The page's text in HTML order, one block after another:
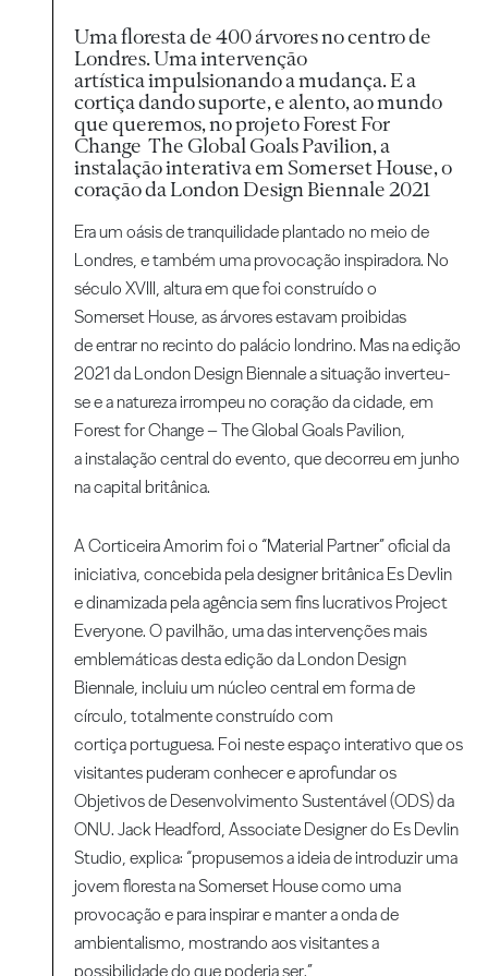
Uma floresta de 400 árvores no centro de
Londres. Uma intervenção
artística impulsionando a mudança. E a
cortiça dando suporte, e alento, ao mundo
que queremos, no projeto Forest For
Change The Global Goals Pavilion, a
instalação interativa em Somerset House, o
coração da London Design Biennale 2021
Era um oásis de tranquilidade plantado no meio de
Londres, e também uma provocação inspiradora. No
século XVIII, altura em que foi construído o
Somerset House, as árvores estavam proibidas
de entrar no recinto do palácio londrino. Mas na edição
2021 da London Design Biennale a situação inverteu-
se e a natureza irrompeu no coração da cidade, em
Forest for Change – The Global Goals Pavilion,
a instalação central do evento, que decorreu em junho
na capital britânica.
A Corticeira Amorim foi o “Material Partner” oficial da
iniciativa, concebida pela designer britânica Es Devlin
e dinamizada pela agência sem fins lucrativos Project
Everyone. O pavilhão, uma das intervenções mais
emblemáticas desta edição da London Design
Biennale, incluiu um núcleo central em forma de
círculo, totalmente construído com
cortiça portuguesa. Foi neste espaço interativo que os
visitantes puderam conhecer e aprofundar os
Objetivos de Desenvolvimento Sustentável (ODS) da
ONU. Jack Headford, Associate Designer do Es Devlin
Studio, explica: “propusemos a ideia de introduzir uma
jovem floresta na Somerset House como uma
provocação e para inspirar e manter a onda de
ambientalismo, mostrando aos visitantes a
possibilidade do que poderia ser.”